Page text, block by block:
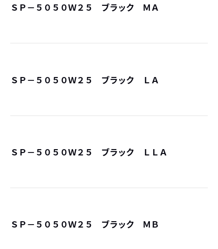
ＳＰ－５０５０Ｗ２５ ブラック ＭＡ
ＳＰ－５０５０Ｗ２５ ブラック ＬＡ
ＳＰ－５０５０Ｗ２５ ブラック ＬＬＡ
ＳＰ－５０５０Ｗ２５ ブラック ＭＢ